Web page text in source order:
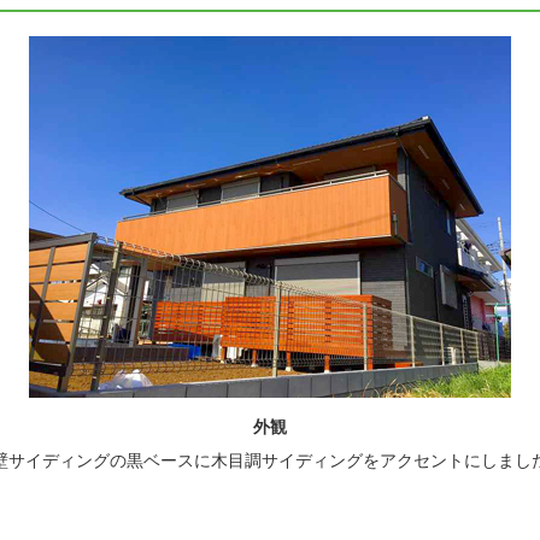
外観
サイディングの黒ベースに木目調サイディングをアクセントにしまし